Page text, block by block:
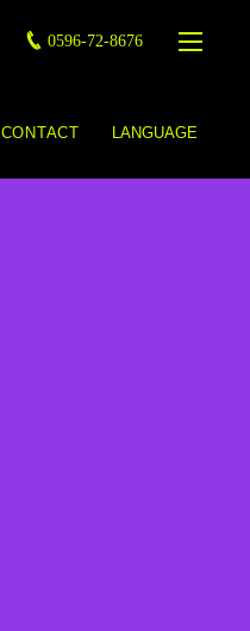
0596-72-8676
CONTACT LANGUAGE